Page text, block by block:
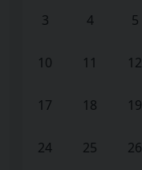
3 4 5
10 11 12
17 18 19
24 25 26